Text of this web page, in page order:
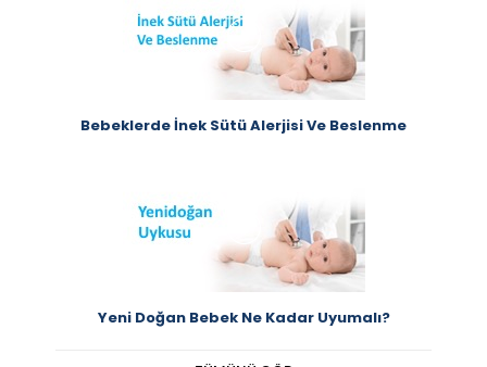
Bebeklerde İnek Sütü Alerjisi Ve Beslenme
Yeni Doğan Bebek Ne Kadar Uyumalı?